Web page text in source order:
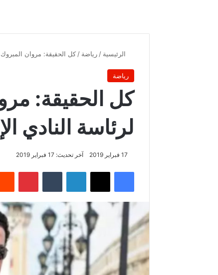
الرئيسية / رياضة / كل الحقيقة: مروان المبروك
رياضة
كل الحقيقة:
لرئاسة النادي
17 فبراير 2019 آخر تحديث: 17 فبراير 2019
فيسبوك لينكدإن بينتيريست